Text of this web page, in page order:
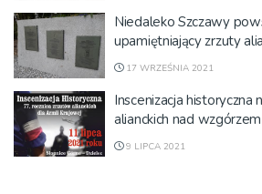
Niedaleko Szczawy
upamiętniający zrzuty
17 WRZEŚNIA 2021
Inscenizacja historyczna
alianckich nad
9 LIPCA 2021